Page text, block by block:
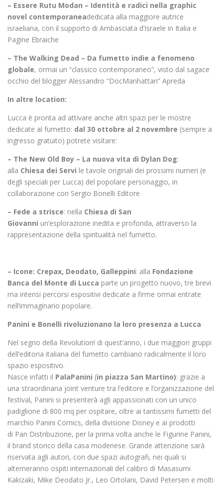
– Essere Rutu Modan – Identità e radici nella graphic
novel contemporaneadedicata alla maggiore autrice
israeliana, con il supporto di Ambasciata d’Israele in Italia e
Pagine Ebraiche
– The Walking Dead – Da fumetto indie a fenomeno
globale, ormai un “classico contemporaneo”, visto dal sagace
occhio del blogger Alessandro “DocManhattan” Apreda
In altre location:
Lucca è pronta ad attivare anche altri spazi per le mostre
dedicate al fumetto: dal 30 ottobre al 2 novembre (sempre a
ingresso gratuito) potrete visitare:
– The New Old Boy – La nuova vita di Dylan Dog:
alla Chiesa dei Servi le tavole originali dei prossimi numeri (e
degli speciali per Lucca) del popolare personaggio, in
collaborazione con Sergio Bonelli Editore
– Fede a strisce: nella Chiesa di San
Giovanni un’esplorazione inedita e profonda, attraverso la
rappresentazione della spiritualità nel fumetto.
– Icone: Crepax, Deodato, Galleppini: alla Fondazione
Banca del Monte di Lucca parte un progetto nuovo, tre brevi
ma intensi percorsi espositivi dedicate a firme ormai entrate
nell’immaginario popolare.
Panini e Bonelli rivoluzionano la loro presenza a Lucca
Nel segno della Revolution! di quest’anno, i due maggiori gruppi
dell’editoria italiana del fumetto cambiano radicalmente il loro
spazio espositivo.
Nasce infatti il PalaPanini (in piazza San Martino): grazie a
una straordinaria joint venture tra l’editore e l’organizzazione del
festival, Panini si presenterà agli appassionati con un unico
padiglione di 800 mq per ospitare, oltre ai tantissimi fumetti del
marchio Panini Comics, della divisione Disney e ai prodotti
di Pan Distribuzione, per la prima volta anche le Figurine Panini,
il brand storico della casa modenese. Grande attenzione sarà
riservata agli autori, con due spazi autografi, nei quali si
alterneranno ospiti internazionali del calibro di Masasumi
Kakizaki, Mike Deodato Jr., Leo Ortolani, David Petersen e molti